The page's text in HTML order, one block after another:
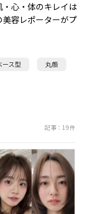
心・体のキレイは
容レポーターがプ
ース型 丸顔
記事：19件